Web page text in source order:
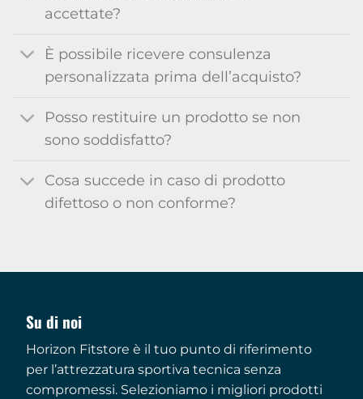
accettate?
È possibile ricevere consulenza
personalizzata prima dell’acquisto?
Posso restituire un prodotto se non
sono soddisfatto?
Cosa succede in caso di prodotto
difettoso o non conforme?
Su di noi
Horizon Fitstore è il tuo punto di riferimento
per l’attrezzatura sportiva tecnica senza
compromessi. Selezioniamo i migliori prodotti